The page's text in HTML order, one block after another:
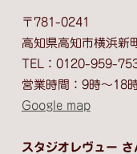
〒781-0241
高知県高知市横浜新
TEL：0120-959-
営業時間：9時～18
Google map
スタジオレヴュー さ